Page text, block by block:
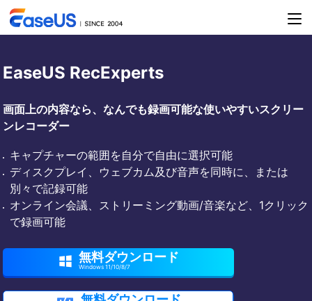
EaseUS RecExperts
画面上の内容なら、なんでも録画可能な使いやすいスクリー
ンレコーダー
キャプチャーの範囲を自分で自由に選択可能
ディスクプレイ、ウェブカム及び音声を同時に、または
別々で記録可能
オンライン会議、ストリーミング動画/音楽など、1クリック
で録画可能
 無料ダウンロード
Windows 11/10/8/7